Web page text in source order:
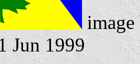
Jun 1999